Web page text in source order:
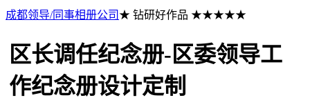
成都领导/同事相册公司 ★ 钻研好作品 ★★★★★
区长调任纪念册-区委领导工
作纪念册设计定制